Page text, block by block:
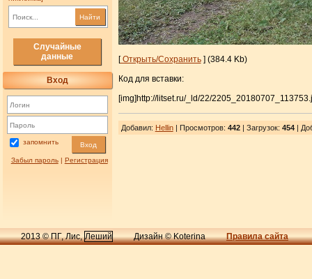
Найти
Случайные
данные
Вход
запомнить Вход
Забыл пароль| Регистрация
[Открыть/Сохранить] (384.4 Kb)
Код для вставки:
[img]http://litset.ru/_ld/22/
Добавил: Hellin| Просмотров: 442| Загрузок: 454|
2013 © ПГ, Лис,Леший Дизайн © Koterina Правила сайта